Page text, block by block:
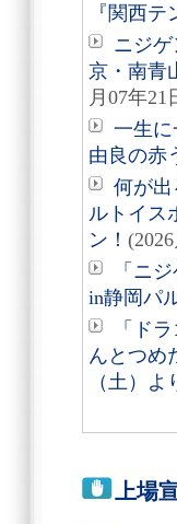
『関西
ニジ
京・南青
月07年21
一生
由良の赤
何が
ルトイス
ン！
「ニ
in静岡パ
「ド
んとつめ
（土）
上場